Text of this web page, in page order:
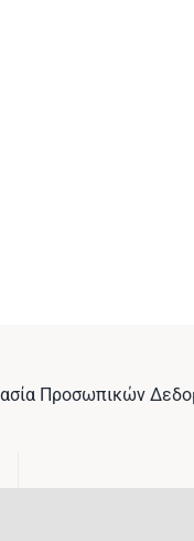
Προσωπικών